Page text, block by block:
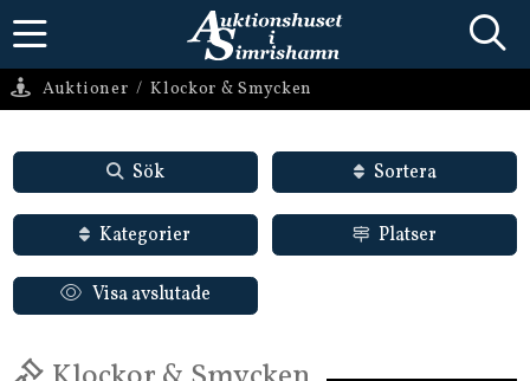
Auktioner / Klockor & Smycken
Sök Sortera
Kategorier Platser
Visa avslutade